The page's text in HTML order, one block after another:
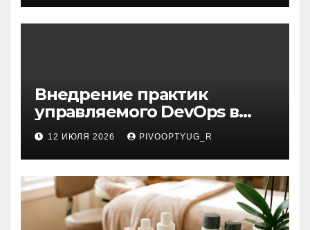
Внедрение практик
управляемого DevOps в
корпоративную ИТ-
инфраструктуру
12 ИЮЛЯ 2026 PIVOOPTYUG_R